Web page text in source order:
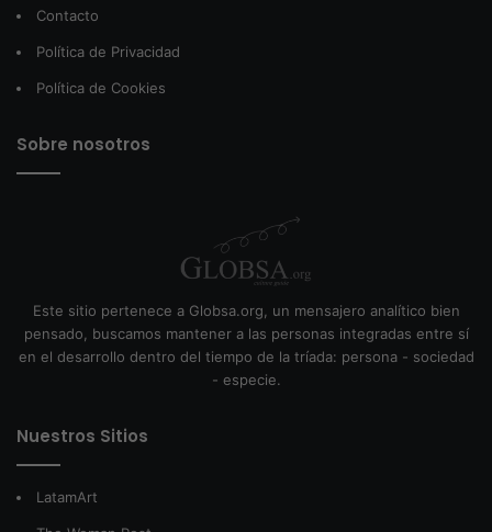
Contacto
Política de Privacidad
Política de Cookies
Sobre nosotros
Este sitio pertenece a Globsa.org, un mensajero analítico bien
pensado, buscamos mantener a las personas integradas entre sí
en el desarrollo dentro del tiempo de la tríada: persona - sociedad
- especie.
Nuestros Sitios
LatamArt